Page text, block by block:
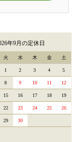
年9月の定休日
火 水 木 金 土
1 2 3 4 5
8 9 10 11 12
15 16 17 18 19
22 23 24 25 26
29 30